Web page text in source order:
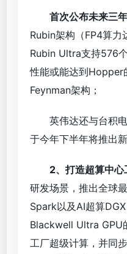
首次公布未来三
Rubin架构（FP4算
Rubin Ultra支持576
性能或能达到
Feynman架构；
英伟达还与台积
于今年下半年将推出
2、打造超算中心
研发场景，推出全球
Spark以及AI超算
Blackwell Ultra GPU
工厂超级计算，并同